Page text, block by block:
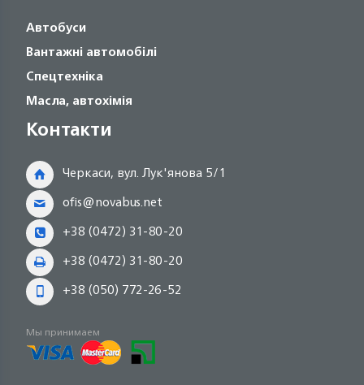
Автобуси
Вантажні автомобілі
Спецтехніка
Масла, автохімія
Контакти
Черкаси, вул. Лук'янова 5/1
ofis@novabus.net
+38 (0472) 31-80-20
+38 (0472) 31-80-20
+38 (050) 772-26-52
Мы принимаем